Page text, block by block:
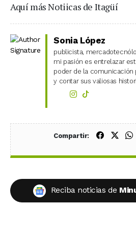
Aquí más Notiicas de Itagüí
Sonia López
publicista,
mi pasión es entrelazar
poder de la comunicación
y contar sus valiosas
Compartir:
Reciba noticias de